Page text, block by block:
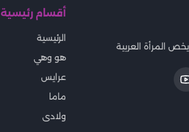
المرأة العربية
أقسام رئيسية
الرئيسية
هو وهي
عرايس
ماما
ولادى